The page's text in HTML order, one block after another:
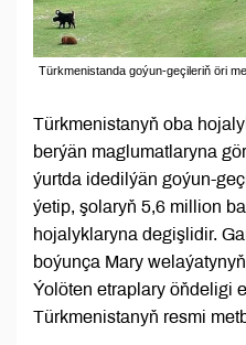
Türkmenistanda goýun-geçileriň öri
Türkmenistanyň oba
berýän maglumatlaryna
ýurtda idedilýän goýun-
ýetip, şolaryň 5,6 million
hojalyklaryna degişlidir.
boýunça Mary
Ýolöten etraplary öňdeligi
Türkmenistanyň resmi